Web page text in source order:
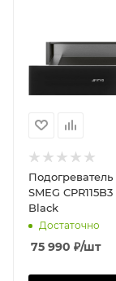
SMEG
Black
Достаточно
75 990 ₽/шт